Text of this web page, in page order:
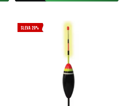
SLEVA 20%